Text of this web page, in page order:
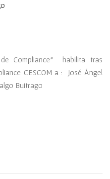
de Compliance” habilita tras
CESCOM a : José Ángel
Buitrago